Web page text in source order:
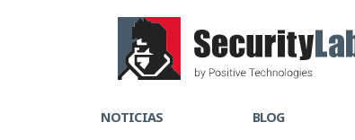
NOTICIAS BLOG